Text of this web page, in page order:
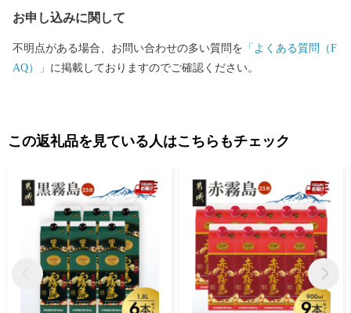
お申し込みに関して
不明点がある場合、お問い合わせの多い質問を 「よくある質問（F
AQ）」 に掲載しておりますのでご確認ください。
この返礼品を見ている人はこちらもチェック